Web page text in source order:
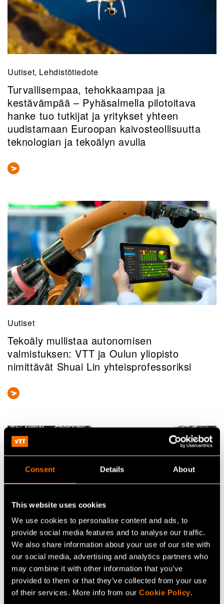
Consent Details About
This website uses cookies
We use cookies to personalise content and ads, to
provide social media features and to analyse our traffic.
We also share information about your use of our site with
our social media, advertising and analytics partners who
may combine it with other information that you’ve
provided to them or that they’ve collected from your use
of their services. More info from our Cookie Policy.
Uutiset, Lehdistötiedote
Turvallisempaa, tehokkaampaa ja
kestävämpää – Pyhäsalmella pilotoitava
hanke tuo tutkijat ja yritykset yhteen
uudistamaan Euroopan kaivosteollisuutta
teknologian ja tekoälyn avulla
Uutiset
Tekoäly mullistaa autonomisen
valmistuksen: VTT ja Oulun yliopisto
nimittävät Shuai Lin yhteisprofessoriksi
Uutiset, Lehdistötiedote
Tekoäly torjuu törmäykset –
Sensorijärjestelmän avulla juna pysähtyy
ajoissa norsunkin edessä